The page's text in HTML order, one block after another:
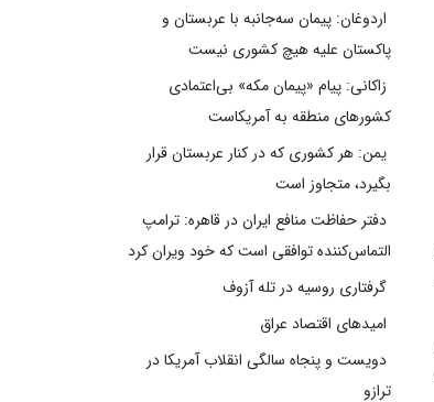
اردوغان: پیمان سه‌جانبه با عربستان و
پاکستان علیه هیچ کشوری نیست
زاکانی: پیام «پیمان مکه» بی‌اعتمادی
کشورهای منطقه به آمریکاست
یمن: هر کشوری که در کنار عربستان قرار
بگیرد، متجاوز است
دفتر حفاظت منافع ایران در قاهره: ترامپ
التماس‌کننده توافقی است که خود ویران کرد
گرفتاری روسیه در تله آزوف
امیدهای اقتصاد عراق
دویست و پنجاه سالگی انقلاب آمریکا در
ترازو